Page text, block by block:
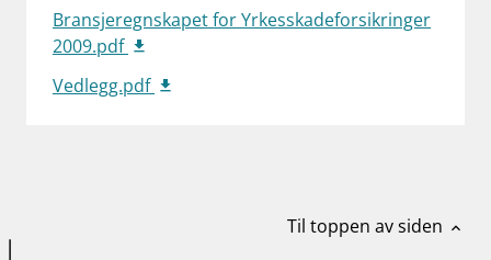
Finanstilsynets registre
Tema
supervisor_accountForbrukerinformasjon
Bransjeregnskapet for Yrkesskadeforsikringer
2009.pdf
Vedlegg.pdf
Til toppen av siden expand_less